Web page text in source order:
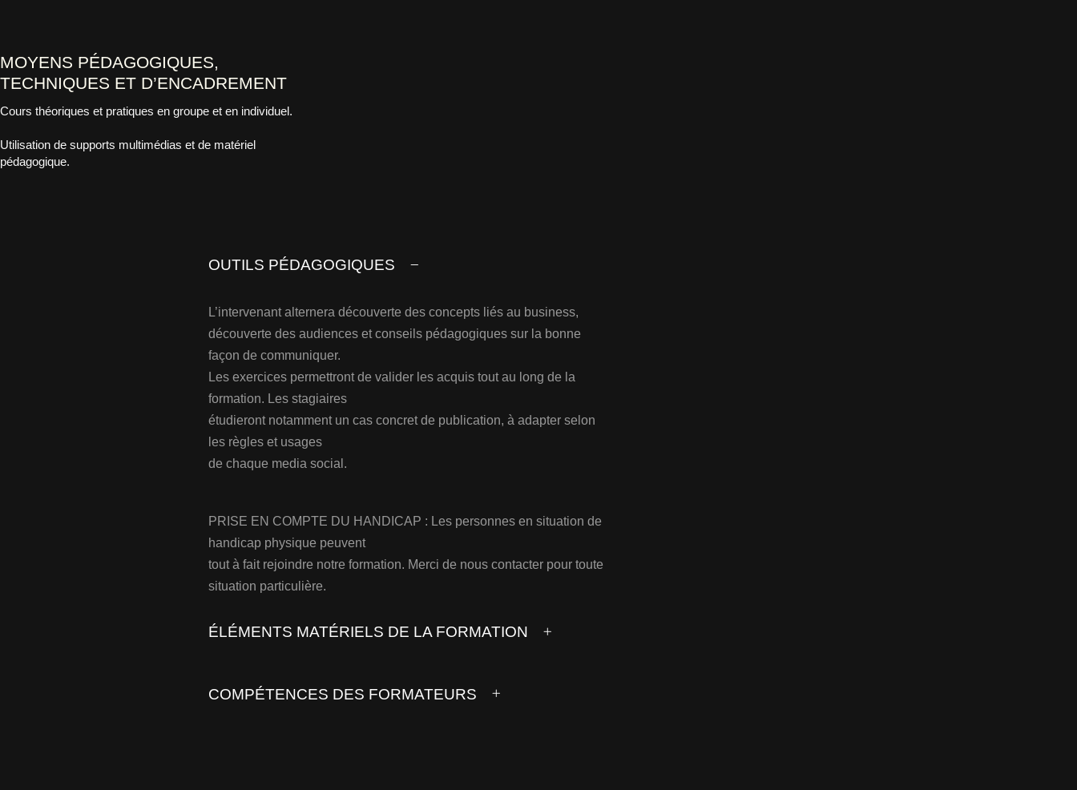
MOYENS PÉDAGOGIQUES,
TECHNIQUES ET D’ENCADREMENT
Cours théoriques et pratiques en groupe et en individuel.
Utilisation de supports multimédias et de matériel
pédagogique.
OUTILS PÉDAGOGIQUES
L’intervenant alternera découverte des concepts liés au business,
découverte des audiences et conseils pédagogiques sur la bonne
façon de communiquer.
Les exercices permettront de valider les acquis tout au long de la
formation. Les stagiaires
étudieront notamment un cas concret de publication, à adapter selon
les règles et usages
de chaque media social.
PRISE EN COMPTE DU HANDICAP : Les personnes en situation de
handicap physique peuvent
tout à fait rejoindre notre formation. Merci de nous contacter pour toute
situation particulière.
ÉLÉMENTS MATÉRIELS DE LA FORMATION
COMPÉTENCES DES FORMATEURS